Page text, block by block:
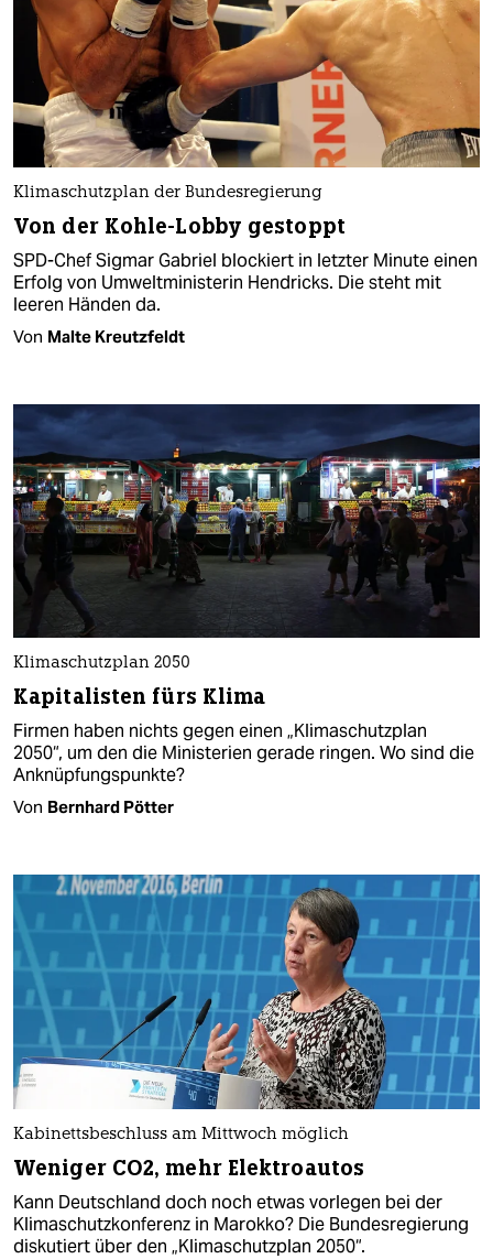
Klimaschutzplan der Bundesregierung
Von der Kohle-Lobby gestoppt
SPD-Chef Sigmar Gabriel blockiert in letzter Minute einen
Erfolg von Umweltministerin Hendricks. Die steht mit
leeren Händen da.
Von Malte Kreutzfeldt
Klimaschutzplan 2050
Kapitalisten fürs Klima
Firmen haben nichts gegen einen „Klimaschutzplan
2050“, um den die Ministerien gerade ringen. Wo sind die
Anknüpfungspunkte?
Von Bernhard Pötter
Kabinettsbeschluss am Mittwoch möglich
Weniger CO2, mehr Elektroautos
Kann Deutschland doch noch etwas vorlegen bei der
Klimaschutzkonferenz in Marokko? Die Bundesregierung
diskutiert über den „Klimaschutzplan 2050“.